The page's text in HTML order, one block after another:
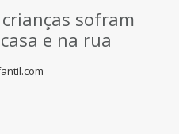
sofram
e na rua